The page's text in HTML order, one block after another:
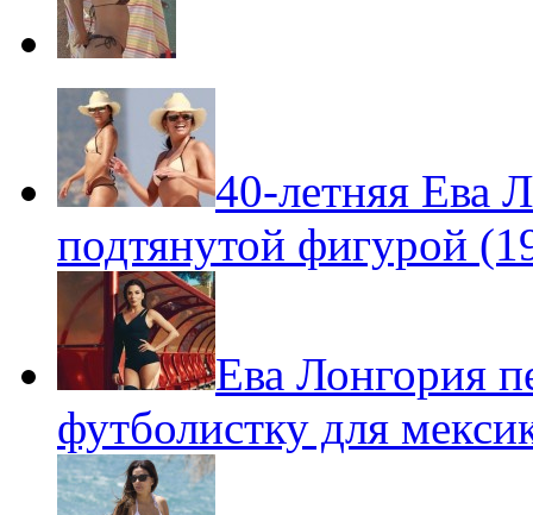
40-летняя Ева
подтянутой фигурой
Ева Лонгория
футболистку для